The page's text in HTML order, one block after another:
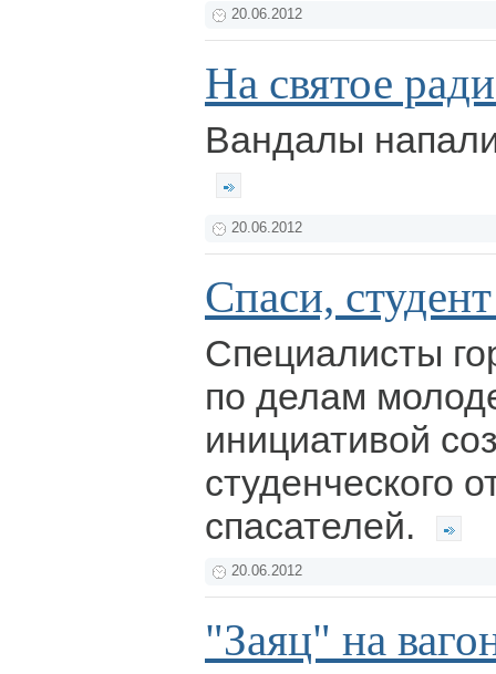
20.06.2012
На святое
Вандалы
20.06.2012
Спаси,
Специалисты
по делам
инициативой
студенческого
спасателей.
20.06.2012
"Заяц" на